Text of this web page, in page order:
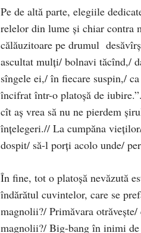
Pe de altă parte, elegiile
relelor din lume şi chiar contra
călăuzitoare pe drumul
ascultat mulţi/ bolnavi tăcînd,/
sîngele ei,/ în fiecare suspin,/
încifrat într-o platoşă de
cît aş vrea să nu ne pierdem
înţelegeri.// La cumpăna
dospit/ să-l porţi acolo unde/
În fine, tot o platoşă nevăzută
îndărătul cuvintelor, care se
magnolii?/ Primăvara
magnolii?/ Big-bang în inimi